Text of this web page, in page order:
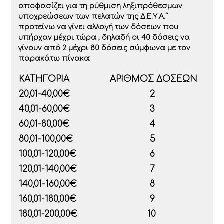
αποφασίζει για τη ρύθμιση ληξιπρόθεσμων
υποχρεώσεων των πελατών της Δ.Ε.Υ.Α.΄΄
προτείνω να γίνει αλλαγή των δόσεων που
υπήρχαν μέχρι τώρα , δηλαδή οι 40 δόσεις να
γίνουν από 2 μέχρι 80 δόσεις σύμφωνα με τον
παρακάτω πίνακα:
ΚΑΤΗΓΟΡΙΑ
ΑΡΙΘΜΟΣ ΔΟΣΕΩΝ
20,01-40,00€
2
40,01-60,00€
3
60,01-80,00€
4
80,01-100,00€
5
100,01-120,00€
6
120,01-140,00€
7
140,01-160,00€
8
160,01-180,00€
9
180,01-200,00€
10